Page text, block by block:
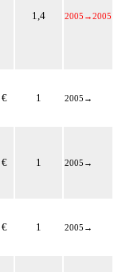
1,4 2005 →2005
1 2005 →
1 2005 →
1 2005 →